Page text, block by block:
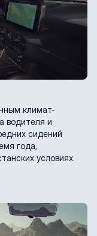
климат-
водителя и
сидений
года,
условиях.